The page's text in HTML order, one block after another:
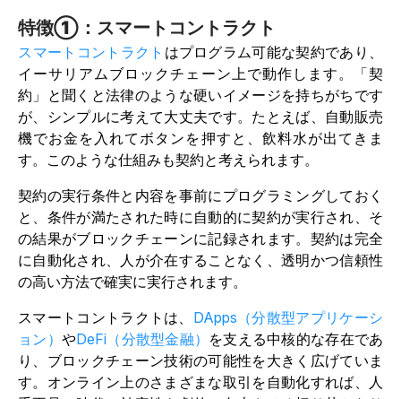
特徴①：スマートコントラクト
スマートコントラクト はプログラム可能な契約であり、
イーサリアムブロックチェーン上で動作します。「契
約」と聞くと法律のような硬いイメージを持ちがちです
が、シンプルに考えて大丈夫です。たとえば、自動販売
機でお金を入れてボタンを押すと、飲料水が出てきま
す。このような仕組みも契約と考えられます。
契約の実行条件と内容を事前にプログラミングしておく
と、条件が満たされた時に自動的に契約が実行され、そ
の結果がブロックチェーンに記録されます。契約は完全
に自動化され、人 が介在することなく、透明かつ信頼性
の高い方法で確実に実行されます。
スマートコントラクトは、 DApps（分散型アプリケーシ
ョン） やDeFi（分散型金融） を支える中核的な存在であ
り、ブロックチェーン技術の可能性を大きく広げていま
す。オンライン上のさまざまな取引を自動化すれば、人